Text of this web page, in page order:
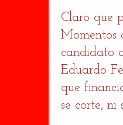
Claro que
Momentos
candidato
Eduardo
que
se corte, ni